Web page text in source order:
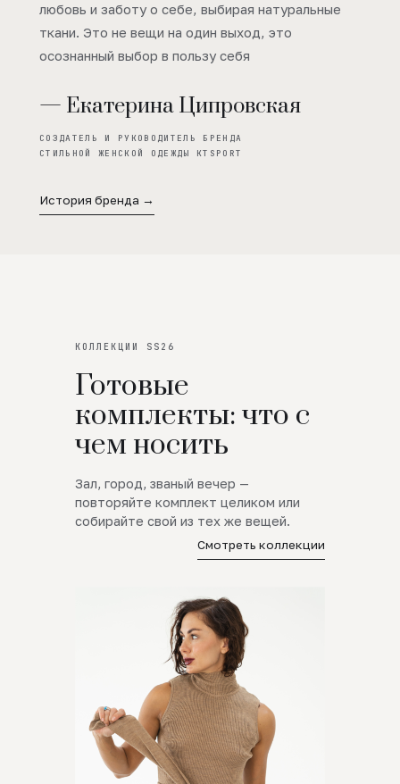
любовь и заботу о себе, выбирая натуральные
ткани. Это не вещи на один выход, это
осознанный выбор в пользу себя
— Екатерина Ципровская
СОЗДАТЕЛЬ И РУКОВОДИТЕЛЬ БРЕНДА
СТИЛЬНОЙ ЖЕНСКОЙ ОДЕЖДЫ KTSPORT
История бренда →
КОЛЛЕКЦИИ SS26
Готовые
комплекты: что с
чем носить
Зал, город, званый вечер —
повторяйте комплект целиком или
собирайте свой из тех же вещей.
Смотреть коллекции